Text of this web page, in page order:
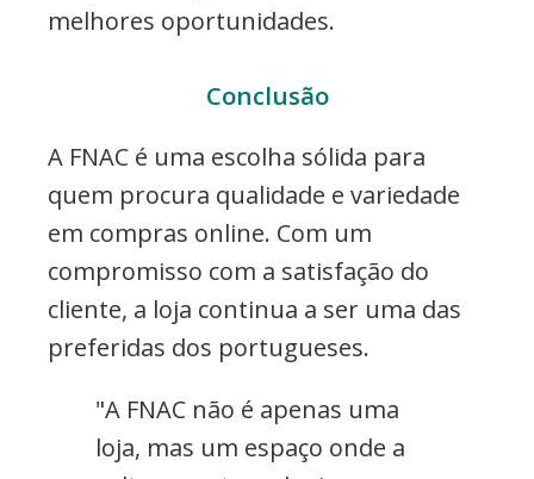
melhores oportunidades.
Conclusão
A FNAC é uma escolha sólida para
quem procura qualidade e variedade
em compras online. Com um
compromisso com a satisfação do
cliente, a loja continua a ser uma das
preferidas dos portugueses.
"A FNAC não é apenas uma
loja, mas um espaço onde a